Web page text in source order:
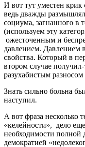
И вот тут уместен
ведь дважды
социума, загнанного в
(используем эту
ожесточенным и
давлением. Давлением
свойства. Который в
втором случае
разухабистым разносом
Знать сильно больна
наступил.
А вот фраза несколько
«келейности», дело
необходимости полной
демократией